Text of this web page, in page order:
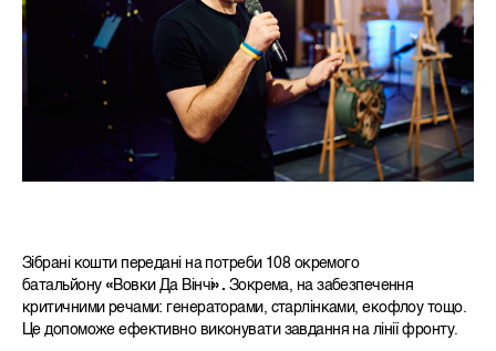
Зібрані кошти передані на потреби 108 окремого
батальйону «Вовки Да Вінчі». Зокрема, на забезпечення
критичними речами: генераторами, старлінками, екофлоу тощо.
Це допоможе ефективно виконувати завдання на лінії фронту.